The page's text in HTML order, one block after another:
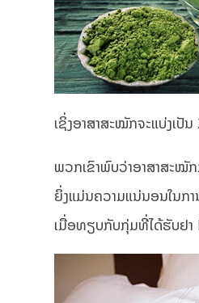
ເຊິ່ງອາສາສະໝັກຈະແບ່ງເ
ພວກເຂົາພົບວ່າອາສາສະໝັ
ຍິ່ງແມ່ນຄວາມແນ່ນອນໃນ
ເມື່ອທຽບກັບກຸ່ມທີ່ໄດ້ຮັບຢາ